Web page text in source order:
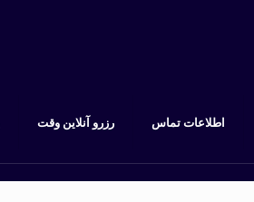
اطلاعات تماس رزرو آنلاین وقت